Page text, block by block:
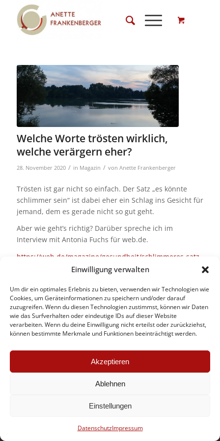
Einwilligung verwalten
Um dir ein optimales Erlebnis zu bieten, verwenden wir Technologien wie
Cookies, um Geräteinformationen zu speichern und/oder darauf
zuzugreifen. Wenn du diesen Technologien zustimmst, können wir Daten
wie das Surfverhalten oder eindeutige IDs auf dieser Website
verarbeiten. Wenn du deine Einwilligung nicht erteilst oder zurückziehst,
können bestimmte Merkmale und Funktionen beeinträchtigt werden.
Akzeptieren
Ablehnen
Einstellungen
DatenschutzImpressum
Welche Worte trösten wirklich,
welche verärgern eher?
28. November 2020 / in Magazin / von Anette Frankenberger
Trösten ist gar nicht so einfach. Der Satz „es könnte
schlimmer sein“ ist dabei eher ein Schlag ins Gesicht für
jemand, dem es gerade nicht so gut geht.
Aber wie geht’s richtig? Darüber spreche ich im
Interview mit Antonia Fuchs für web.de.
https://web.de/magazine/gesundheit/schlimmeres-satz-
schadet-besser-sagen-35254174
© Anette Frankenberger